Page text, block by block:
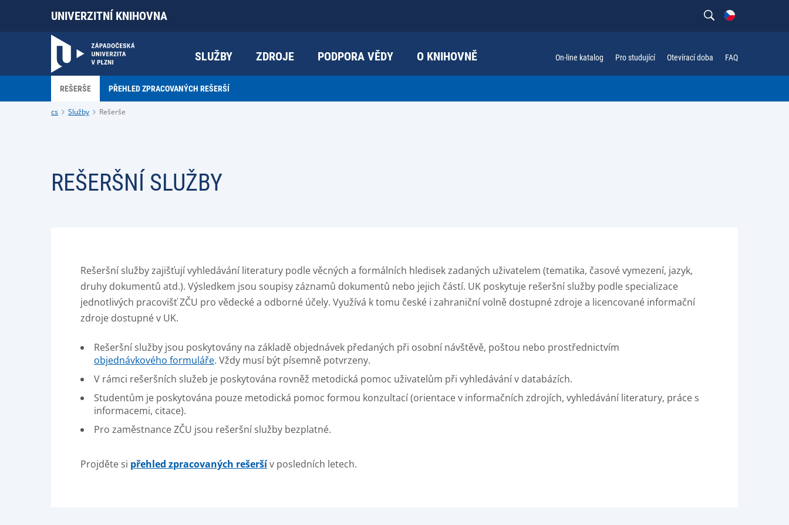
UNIVERZITNÍ KNIHOVNA
SLUŽBY ZDROJE PODPORA VĚDY O KNIHOVNĚ On-line katalog Pro studující Otevírací doba FAQ
REŠERŠE PŘEHLED ZPRACOVANÝCH REŠERŠÍ
cs Služby Rešerše
REŠERŠNÍ SLUŽBY
Rešeršní služby zajišťují vyhledávání literatury podle věcných a formálních hledisek zadaných uživatelem (tematika, časové vymezení, jazyk,
druhy dokumentů atd.). Výsledkem jsou soupisy záznamů dokumentů nebo jejich částí. UK poskytuje rešeršní služby podle specializace
jednotlivých pracovišť ZČU pro vědecké a odborné účely. Využívá k tomu české i zahraniční volně dostupné zdroje a licencované informační
zdroje dostupné v UK.
Rešeršní služby jsou poskytovány na základě objednávek předaných při osobní návštěvě, poštou nebo prostřednictvím
objednávkového formuláře. Vždy musí být písemně potvrzeny.
V rámci rešeršních služeb je poskytována rovněž metodická pomoc uživatelům při vyhledávání v databázích.
Studentům je poskytována pouze metodická pomoc formou konzultací (orientace v informačních zdrojích, vyhledávání literatury, práce s
informacemi, citace).
Pro zaměstnance ZČU jsou rešeršní služby bezplatné.
Projděte si přehled zpracovaných rešeršív posledních letech.